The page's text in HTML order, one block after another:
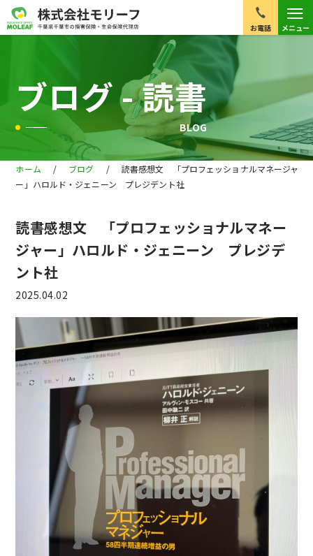
≡
メニュー
お電話
ブログ - 読書
BLOG
ホーム / ブログ /
読書感想文 「プロフェッショナルマネージャ
ー」ハロルド・ジェニーン プレジデント社
読書感想文 「プロフェッショナルマネー
ジャー」ハロルド・ジェニーン プレジデ
ント社
2025.04.02